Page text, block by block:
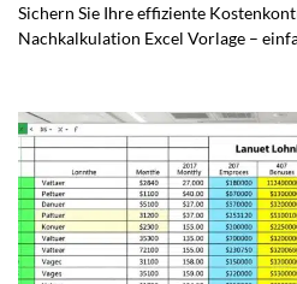
Sichern Sie Ihre effiziente
Nachkalkulation Excel Vorlage –